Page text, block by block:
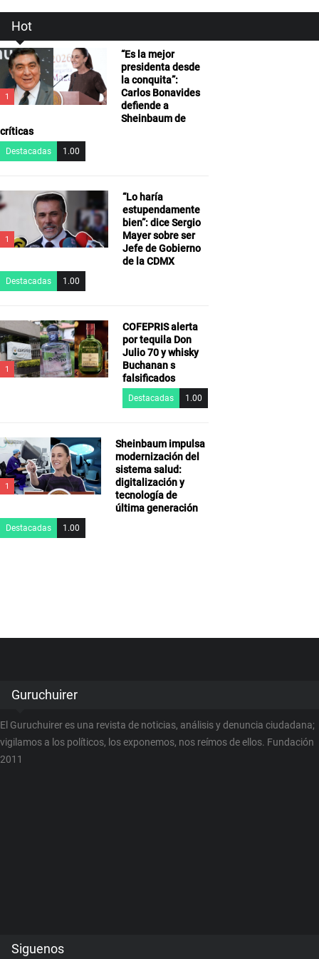
Hot
1
“Es la mejor
presidenta desde
la conquita”:
Carlos Bonavides
defiende a
Sheinbaum de
críticas
Destacadas 1.00
1
“Lo haría
estupendamente
bien”: dice Sergio
Mayer sobre ser
Jefe de Gobierno
de la CDMX
Destacadas 1.00
1
COFEPRIS alerta
por tequila Don
Julio 70 y whisky
Buchanan s
falsificados
Destacadas 1.00
1
Sheinbaum impulsa
modernización del
sistema salud:
digitalización y
tecnología de
última generación
Destacadas 1.00
Guruchuirer
El Guruchuirer es una revista de noticias, análisis y denuncia ciudadana;
vigilamos a los políticos, los exponemos, nos reímos de ellos. Fundación
2011
Siguenos